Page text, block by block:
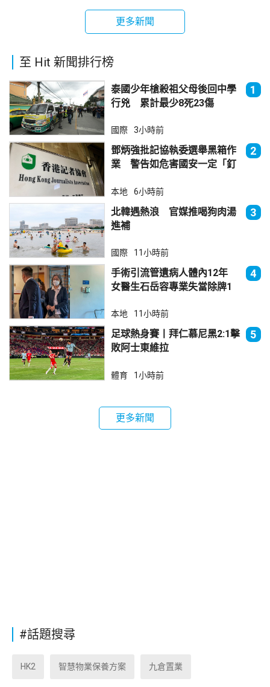
更多新聞
至 Hit 新聞排行榜
泰國少年槍殺祖父母後回中學
行兇 累計最少8死23傷
1
國際 3小時前
鄧炳強批記協執委選舉黑箱作
業 警告如危害國安一定「釘
2
本地 6小時前
北韓遇熱浪 官媒推喝狗肉湯
進補
3
國際 11小時前
手術引流管遺病人體內12年
女醫生石岳容專業失當除牌1
4
本地 11小時前
足球熱身賽丨拜仁慕尼黑2:1擊
敗阿士東維拉
5
體育 1小時前
更多新聞
#話題搜尋
HK2 智慧物業保養方案 九倉置業